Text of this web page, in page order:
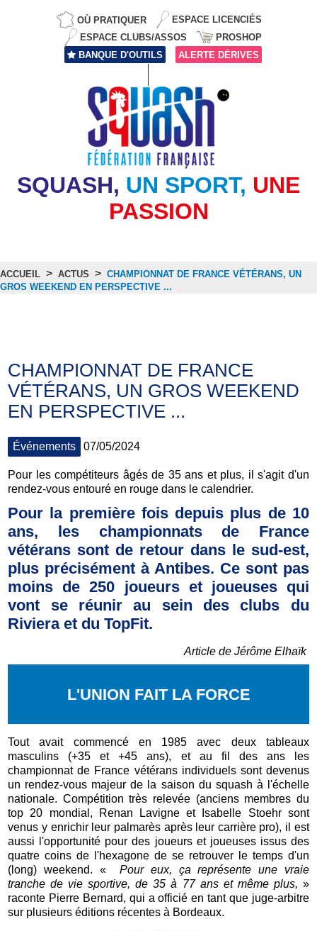
OÙ PRATIQUER
ESPACE LICENCIÉS
ESPACE CLUBS/ASSOS
PROSHOP
BANQUE D'OUTILS
ALERTE DÉRIVES
SQUASH, UN SPORT, UNE
PASSION
ACCUEIL > ACTUS > CHAMPIONNAT DE FRANCE VÉTÉRANS, UN
GROS WEEKEND EN PERSPECTIVE ...
CHAMPIONNAT DE FRANCE
VÉTÉRANS, UN GROS WEEKEND
EN PERSPECTIVE ...
Événements 07/05/2024
Pour les compétiteurs âgés de 35 ans et plus, il s'agit d'un
rendez-vous entouré en rouge dans le calendrier.
Pour la première fois depuis plus de 10
ans, les championnats de France
vétérans sont de retour dans le sud-est,
plus précisément à Antibes. Ce sont pas
moins de 250 joueurs et joueuses qui
vont se réunir au sein des clubs du
Riviera et du TopFit.
Article de Jérôme Elhaïk
L'UNION FAIT LA FORCE
Tout avait commencé en 1985 avec deux tableaux
masculins (+35 et +45 ans), et au fil des ans les
championnat de France vétérans individuels sont devenus
un rendez-vous majeur de la saison du squash à l'échelle
nationale. Compétition très relevée (anciens membres du
top 20 mondial, Renan Lavigne et Isabelle Stoehr sont
venus y enrichir leur palmarès après leur carrière pro), il est
aussi l'opportunité pour des joueurs et joueuses issus des
quatre coins de l'hexagone de se retrouver le temps d'un
(long) weekend. «Pour eux, ça représente une vraie
tranche de vie sportive, de 35 à 77 ans et même plus, »
raconte Pierre Bernard, qui a officié en tant que juge-arbitre
sur plusieurs éditions récentes à Bordeaux.